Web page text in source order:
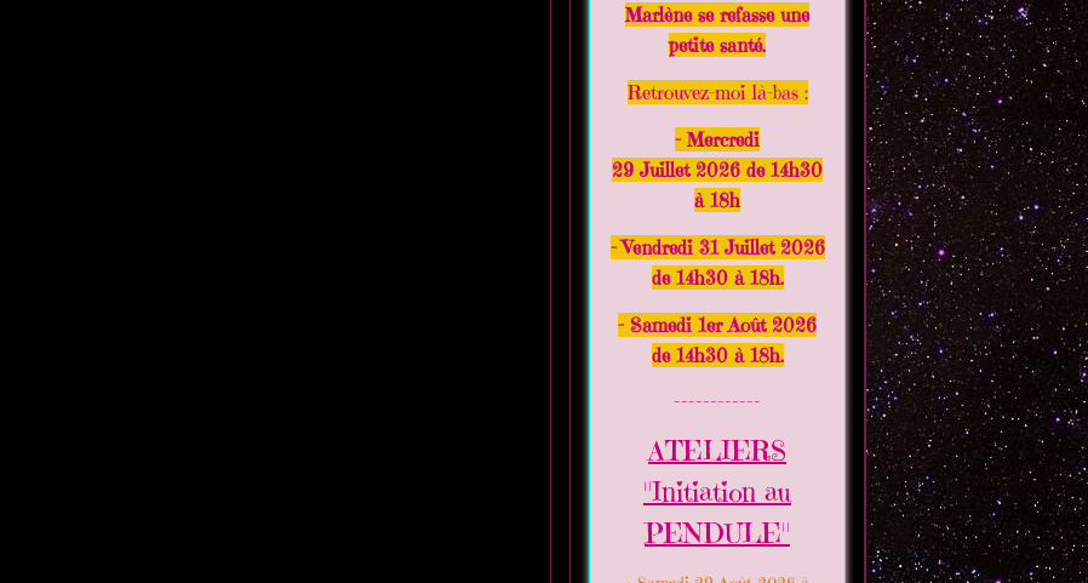
Marlène se refasse une
petite santé.
Retrouvez-moi là-bas :
- Mercredi
29 Juillet 2026 de 14h30
à 18h
- Vendredi 31 Juillet 2026
de 14h30 à 18h.
- Samedi 1er Août 2026
de 14h30 à 18h.
------------
ATELIERS
"Initiation au
PENDULE"